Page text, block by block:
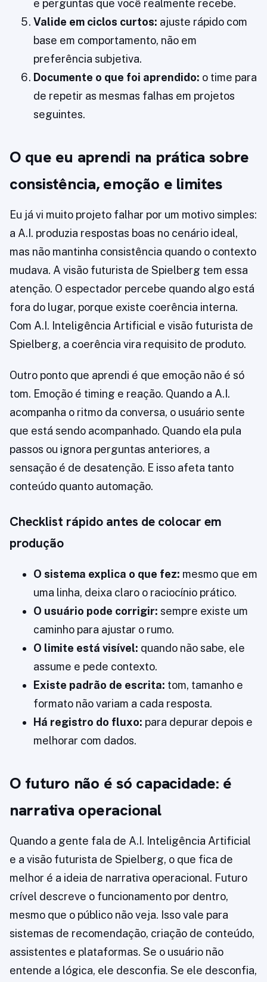
e perguntas que você realmente recebe.
Valide em ciclos curtos: ajuste rápido com
base em comportamento, não em
preferência subjetiva.
Documente o que foi aprendido: o time para
de repetir as mesmas falhas em projetos
seguintes.
O que eu aprendi na prática sobre
consistência, emoção e limites
Eu já vi muito projeto falhar por um motivo simples:
a A.I. produzia respostas boas no cenário ideal,
mas não mantinha consistência quando o contexto
mudava. A visão futurista de Spielberg tem essa
atenção. O espectador percebe quando algo está
fora do lugar, porque existe coerência interna.
Com A.I. Inteligência Artificial e visão futurista de
Spielberg, a coerência vira requisito de produto.
Outro ponto que aprendi é que emoção não é só
tom. Emoção é timing e reação. Quando a A.I.
acompanha o ritmo da conversa, o usuário sente
que está sendo acompanhado. Quando ela pula
passos ou ignora perguntas anteriores, a
sensação é de desatenção. E isso afeta tanto
conteúdo quanto automação.
Checklist rápido antes de colocar em
produção
O sistema explica o que fez: mesmo que em
uma linha, deixa claro o raciocínio prático.
O usuário pode corrigir: sempre existe um
caminho para ajustar o rumo.
O limite está visível: quando não sabe, ele
assume e pede contexto.
Existe padrão de escrita: tom, tamanho e
formato não variam a cada resposta.
Há registro do fluxo: para depurar depois e
melhorar com dados.
O futuro não é só capacidade: é
narrativa operacional
Quando a gente fala de A.I. Inteligência Artificial
e a visão futurista de Spielberg, o que fica de
melhor é a ideia de narrativa operacional. Futuro
crível descreve o funcionamento por dentro,
mesmo que o público não veja. Isso vale para
sistemas de recomendação, criação de conteúdo,
assistentes e plataformas. Se o usuário não
entende a lógica, ele desconfia. Se ele desconfia,